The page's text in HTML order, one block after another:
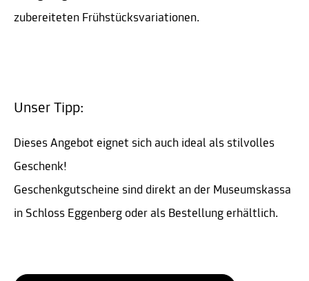
zubereiteten Frühstücksvariationen.
Unser Tipp:
Dieses Angebot eignet sich auch ideal als stilvolles
Geschenk!
Geschenkgutscheine sind direkt an der Museumskassa
in Schloss Eggenberg oder als Bestellung erhältlich.